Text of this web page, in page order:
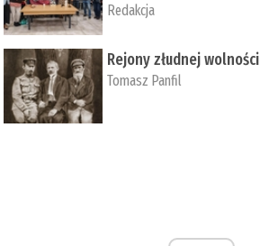
Redakcja
Rejony złudnej wolności
Tomasz Panfil